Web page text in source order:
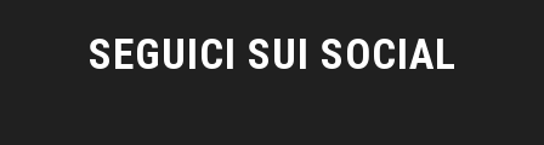
SEGUICI SUI SOCIAL